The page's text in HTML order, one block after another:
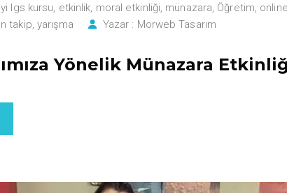
lgs kursu, etkinlik, moral etkinliği, münazara, Öğretim,
takip, yarışma Yazar : Morweb Tasarım
Yönelik Münazara